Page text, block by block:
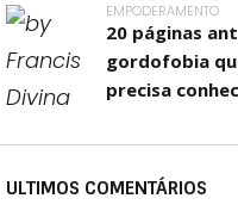
EMPODERAMENTO
20 páginas
gordofobia
precisa
ULTIMOS COMENTÁRIOS